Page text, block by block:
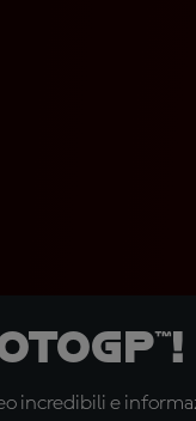
incredibili e